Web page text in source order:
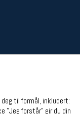
til formål, inkludert:
"Jeg forstår" gir du din